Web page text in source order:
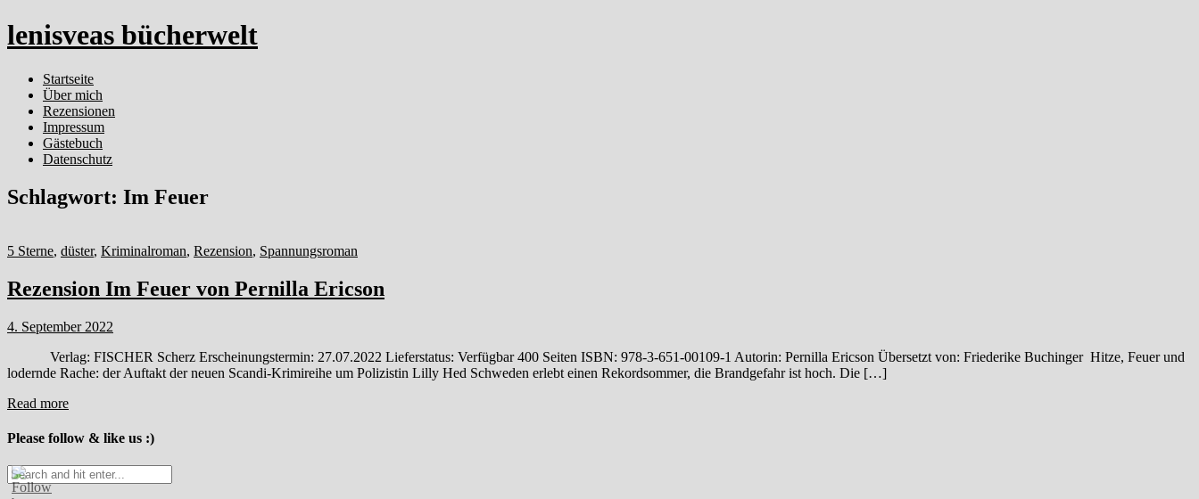
lenisveas bücherwelt
Startseite
Über mich
Rezensionen
Impressum
Gästebuch
Datenschutz
Schlagwort: Im Feuer
5 Sterne, düster, Kriminalroman, Rezension, Spannungsroman
Rezension Im Feuer von Pernilla Ericson
4. September 2022
Verlag: FISCHER Scherz Erscheinungstermin: 27.07.2022 Lieferstatus: Verfügbar 400 Seiten ISBN: 978-3-651-00109-1 Autorin: Pernilla Ericson Übersetzt von: Friederike Buchinger Hitze, Feuer und
lodernde Rache: der Auftakt der neuen Scandi-Krimireihe um Polizistin Lilly Hed Schweden erlebt einen Rekordsommer, die Brandgefahr ist hoch. Die […]
Read more
Please follow & like us :)